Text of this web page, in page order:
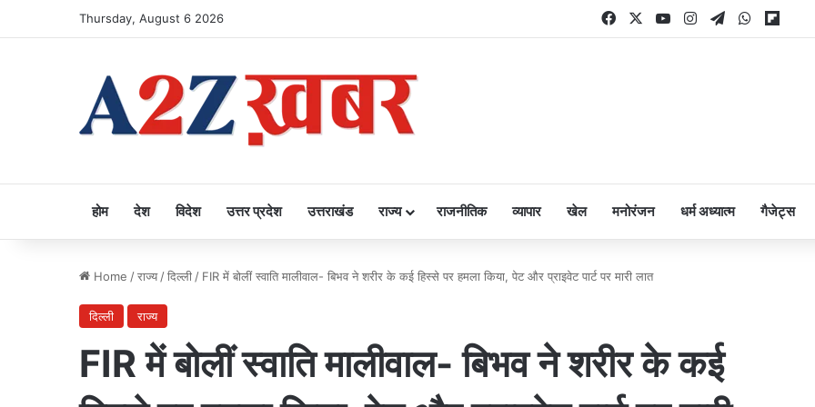
Thursday, August 6 2026 FacebookYouTubeInstagram
TelegramWhatsApp
होम देश विदेश उत्तर प्रदेश उत्तराखंड राज्य राजनीतिक व्यापार खेल मनोरंजन धर्म अध्यात्म गैजेट्स
Home /राज्य /दिल्ली / FIR में बोलीं स्वाति मालीवाल- बिभव ने शरीर के कई हिस्से पर हमला किया, पेट और प्राइवेट पार्ट पर मारी लात
दिल्ली राज्य
FIR में बोलीं स्वाति मालीवाल- बिभव ने शरीर के कई